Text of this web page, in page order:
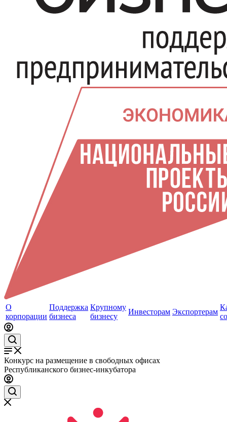
О
корпорации
Поддержка
бизнеса
Крупному
бизнесу
Инвесторам Экспортерам
Конкурс на размещение в свободных офисах
Республиканского бизнес-инкубатора